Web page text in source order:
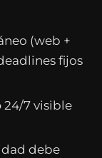
(web +
fijos
24/7 visible
debe